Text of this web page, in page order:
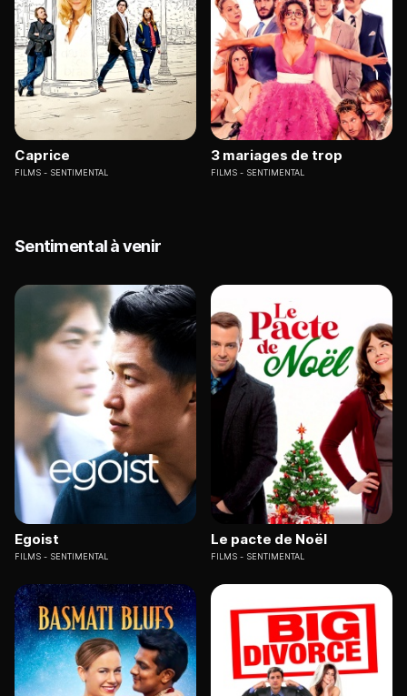
Caprice
FILMS SENTIMENTAL
3 mariages de trop
FILMS SENTIMENTAL
Sentimental à venir
Egoist
FILMS SENTIMENTAL
Le pacte de Noël
FILMS SENTIMENTAL